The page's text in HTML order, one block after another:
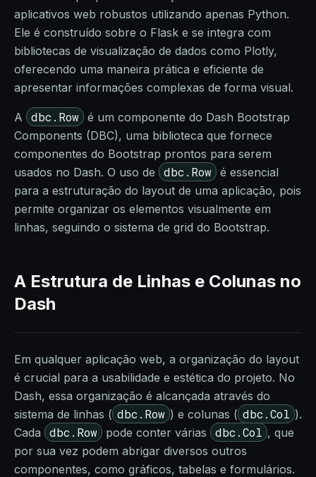
aplicativos web robustos utilizando apenas Python.
Ele é construído sobre o Flask e se integra com
bibliotecas de visualização de dados como Plotly,
oferecendo uma maneira prática e eficiente de
apresentar informações complexas de forma visual.
A dbc.Row é um componente do Dash Bootstrap
Components (DBC), uma biblioteca que fornece
componentes do Bootstrap prontos para serem
usados no Dash. O uso de
dbc.Row é essencial
para a estruturação do layout de uma aplicação, pois
permite organizar os elementos visualmente em
linhas, seguindo o sistema de grid do Bootstrap.
A Estrutura de Linhas e Colunas no
Dash
Em qualquer aplicação web, a organização do layout
é crucial para a usabilidade e estética do projeto. No
Dash, essa organização é alcançada através do
sistema de linhas ( dbc.Row ) e colunas ( dbc.Col ).
Cada
dbc.Row pode conter várias dbc.Col , que
por sua vez podem abrigar diversos outros
componentes, como gráficos, tabelas e formulários.